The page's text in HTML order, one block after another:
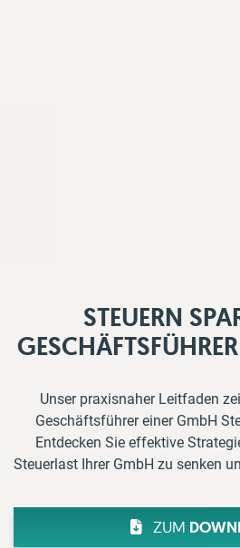
STEUERN
Unser praxisnaher Leitfaden
Geschäftsführer einer GmbH
Entdecken Sie effektive
Steuerlast Ihrer GmbH zu senken
ZUM